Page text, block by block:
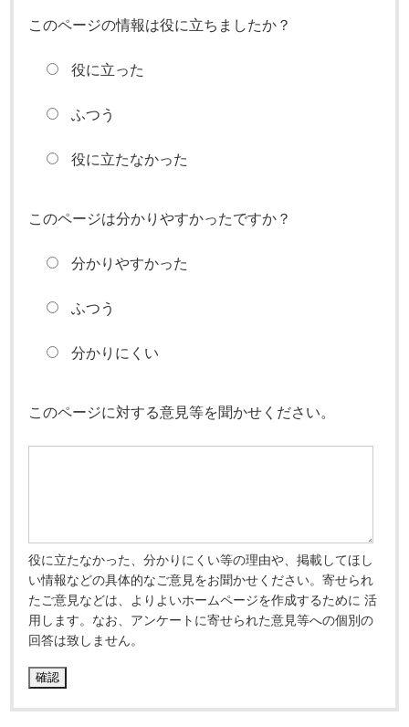
このページの情報は役に立ちましたか？
役に立った
ふつう
役に立たなかった
このページは分かりやすかったですか？
分かりやすかった
ふつう
分かりにくい
このページに対する意見等を聞かせください。
役に立たなかった、分かりにくい等の理由や、掲載してほし
い情報などの具体的なご意見をお聞かせください。寄せられ
たご意見などは、よりよいホームページを作成するために 活
用します。なお、アンケートに寄せられた意見等への個別の
回答は致しません。